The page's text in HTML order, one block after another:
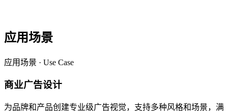
应用场景
应用场景 · Use Case
商业广告设计
为品牌和产品创建专业级广告视觉，支持多种风格和场景，满